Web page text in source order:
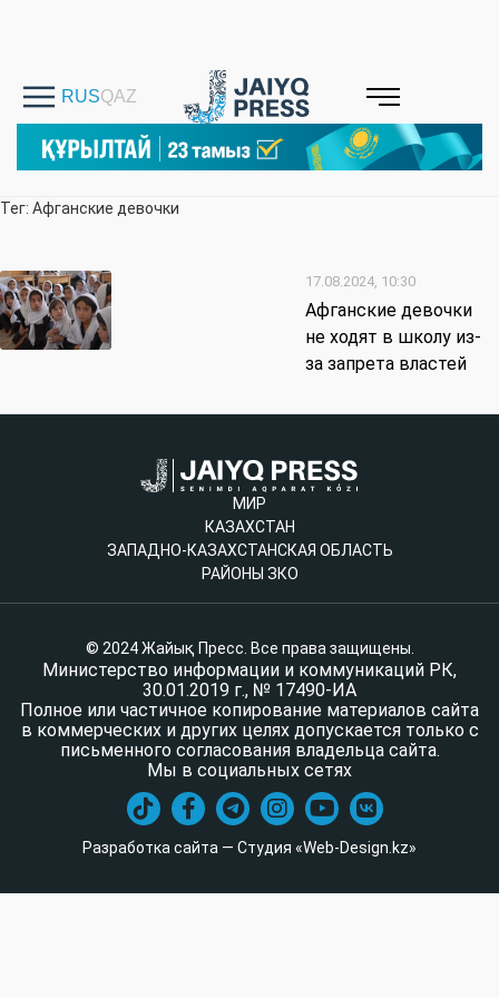
Тег: Афганские девочки
17.08.2024, 10:30
Афганские девочки
не ходят в школу из-
за запрета властей
МИР
КАЗАХСТАН
ЗАПАДНО-КАЗАХСТАНСКАЯ ОБЛАСТЬ
РАЙОНЫ ЗКО
© 2024 Жайық Пресс. Все права защищены.
Министерство информации и коммуникаций РК,
30.01.2019 г., № 17490-ИА
Полное или частичное копирование материалов сайта
в коммерческих и других целях допускается только с
письменного согласования владельца сайта.
Мы в социальных сетях
Разработка сайта — Студия «Web-Design.kz»